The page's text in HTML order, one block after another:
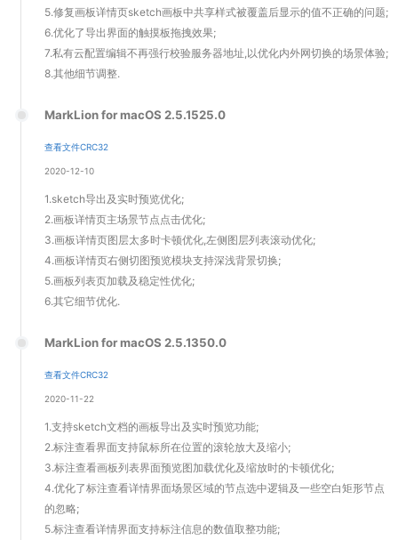
5.修复画板详情页sketch画板中共享样式被覆盖后显示的值不正确的问题;
6.优化了导出界面的触摸板拖拽效果;
7.私有云配置编辑不再强行校验服务器地址,以优化内外网切换的场景体验;
8.其他细节调整.
2020-12-10
查看文件CRC32
MarkLion for macOS 2.5.1525.0
1.sketch导出及实时预览优化;
2.画板详情页主场景节点点击优化;
3.画板详情页图层太多时卡顿优化,左侧图层列表滚动优化;
4.画板详情页右侧切图预览模块支持深浅背景切换;
5.画板列表页加载及稳定性优化;
6.其它细节优化.
2020-11-22
查看文件CRC32
MarkLion for macOS 2.5.1350.0
1.支持sketch文档的画板导出及实时预览功能;
2.标注查看界面支持鼠标所在位置的滚轮放大及缩小;
3.标注查看画板列表界面预览图加载优化及缩放时的卡顿优化;
4.优化了标注查看详情界面场景区域的节点选中逻辑及一些空白矩形节点
的忽略;
5.标注查看详情界面支持标注信息的数值取整功能;